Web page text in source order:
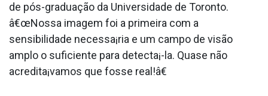
de pós-graduação da Universidade de Toronto.
â€œNossa imagem foi a primeira com a
sensibilidade necessa¡ria e um campo de visão
amplo o suficiente para detecta¡-la. Quase não
acredita¡vamos que fosse real!â€